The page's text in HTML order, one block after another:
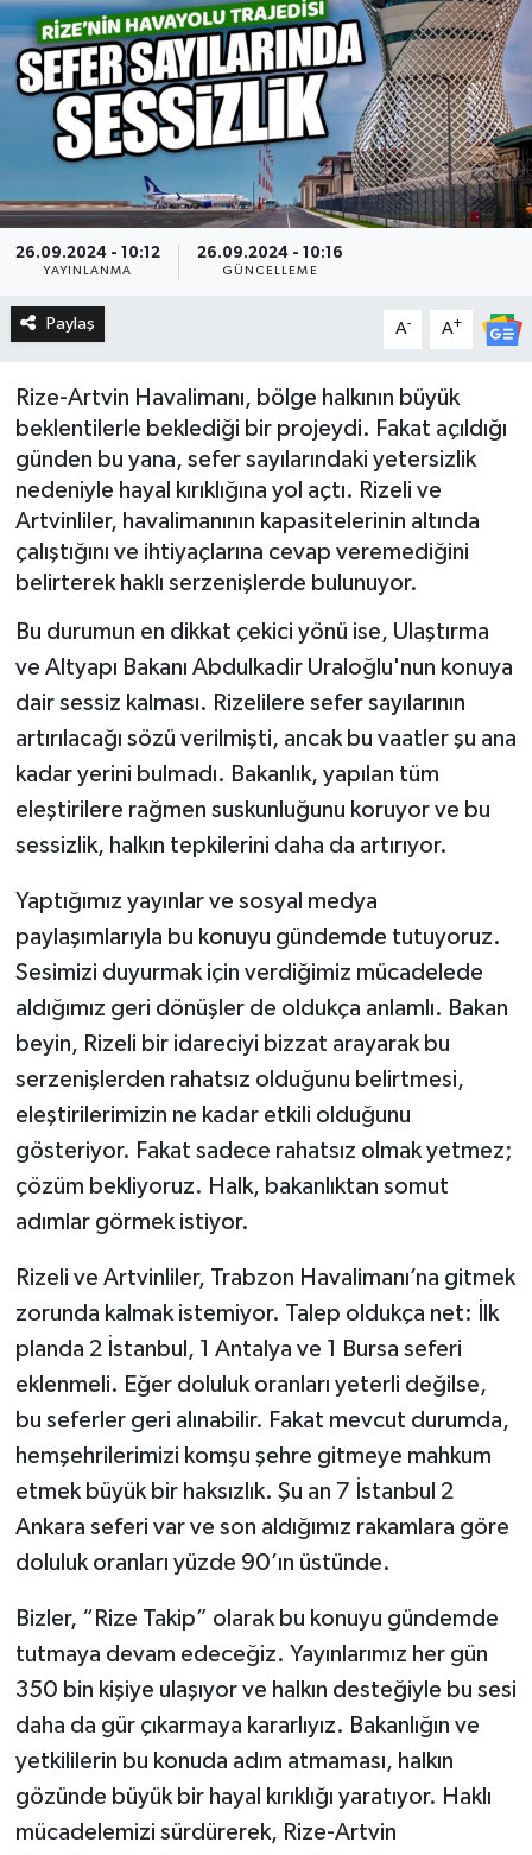
26.09.2024 - 10:12
YAYINLANMA
26.09.2024 - 10:16
GÜNCELLEME
Paylaş A- A+
Rize-Artvin Havalimanı, bölge halkının büyük
beklentilerle beklediği bir projeydi. Fakat açıldığı
günden bu yana, sefer sayılarındaki yetersizlik
nedeniyle hayal kırıklığına yol açtı. Rizeli ve
Artvinliler, havalimanının kapasitelerinin altında
çalıştığını ve ihtiyaçlarına cevap veremediğini
belirterek haklı serzenişlerde bulunuyor.
Bu durumun en dikkat çekici yönü ise, Ulaştırma
ve Altyapı Bakanı Abdulkadir Uraloğlu'nun konuya
dair sessiz kalması. Rizelilere sefer sayılarının
artırılacağı sözü verilmişti, ancak bu vaatler şu ana
kadar yerini bulmadı. Bakanlık, yapılan tüm
eleştirilere rağmen suskunluğunu koruyor ve bu
sessizlik, halkın tepkilerini daha da artırıyor.
Yaptığımız yayınlar ve sosyal medya
paylaşımlarıyla bu konuyu gündemde tutuyoruz.
Sesimizi duyurmak için verdiğimiz mücadelede
aldığımız geri dönüşler de oldukça anlamlı. Bakan
beyin, Rizeli bir idareciyi bizzat arayarak bu
serzenişlerden rahatsız olduğunu belirtmesi,
eleştirilerimizin ne kadar etkili olduğunu
gösteriyor. Fakat sadece rahatsız olmak yetmez;
çözüm bekliyoruz. Halk, bakanlıktan somut
adımlar görmek istiyor.
Rizeli ve Artvinliler, Trabzon Havalimanı’na gitmek
zorunda kalmak istemiyor. Talep oldukça net: İlk
planda 2 İstanbul, 1 Antalya ve 1 Bursa seferi
eklenmeli. Eğer doluluk oranları yeterli değilse,
bu seferler geri alınabilir. Fakat mevcut durumda,
hemşehrilerimizi komşu şehre gitmeye mahkum
etmek büyük bir haksızlık. Şu an 7 İstanbul 2
Ankara seferi var ve son aldığımız rakamlara göre
doluluk oranları yüzde 90’ın üstünde.
Bizler, “Rize Takip” olarak bu konuyu gündemde
tutmaya devam edeceğiz. Yayınlarımız her gün
350 bin kişiye ulaşıyor ve halkın desteğiyle bu sesi
daha da gür çıkarmaya kararlıyız. Bakanlığın ve
yetkililerin bu konuda adım atmaması, halkın
gözünde büyük bir hayal kırıklığı yaratıyor. Haklı
mücadelemizi sürdürerek, Rize-Artvin